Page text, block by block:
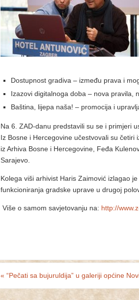
Dostupnost gradiva – između prava i
Izazovi digitalnoga doba – nova pravila,
Baština, lijepa naša! – promocija i
Na 6. ZAD-danu predstavili su se i primjeri
Iz Bosne i Hercegovine učestvovali su četiri
iz Arhiva Bosne i Hercegovine, Feđa
Sarajevo.
Kolega viši arhivist Haris Zaimović izlagao
funkcioniranja gradske uprave u drugoj
Više o samom savjetovanju na: http://
« “Pečati sa bujuruldija” u galeriji općine